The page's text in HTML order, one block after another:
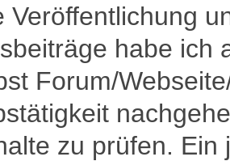
Veröffentlichung
habe ich
Forum/
zu prüfen.